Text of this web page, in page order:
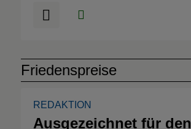
Friedenspreise
REDAKTION
Ausgezeichnet für den